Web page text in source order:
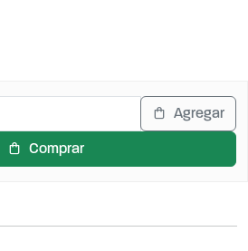
Agregar
Comprar